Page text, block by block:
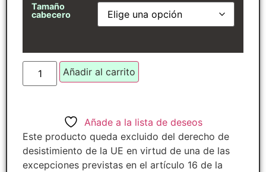
Tamaño
cabecero
Añadir al carrito
Añade a la lista de deseos
Este producto queda excluido del derecho de
desistimiento de la UE en virtud de una de las
excepciones previstas en el artículo 16 de la